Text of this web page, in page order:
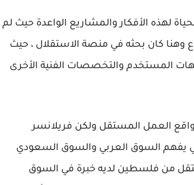
لهذه الأفكار والمشاريع الواعدة حيث لم
كان بحثه في منصة الاستقلال ، حيث
المستخدم والتخصصات الفنية الأخرى
العمل المستقل ولكن فريلانسر
يفهم السوق العربي والسوق السعودي
من فلسطين لديه خبرة في السوق